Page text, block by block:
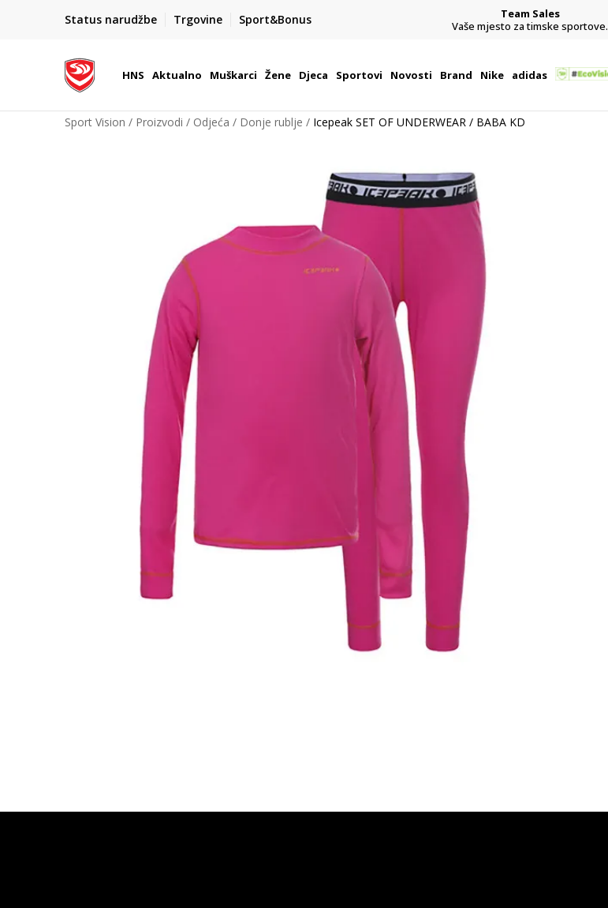
Status narudžbe Trgovine Sport&Bonus
BOX NOW
Dostava 1,50 €
| Više od 800 paketomata u Hrvatskoj
Team Sales
Vaše mjesto za timske sportove.
HNS Aktualno Muškarci Žene Djeca Sportovi Novosti Brand Nike adidas
Sport Vision Proizvodi Odjeća Donje rublje Icepeak SET OF UNDERWEAR / BABA KD